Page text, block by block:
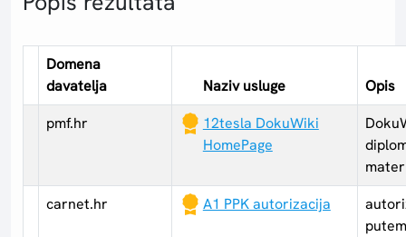
Domena
davatelja
Naziv usluge
Opis
pmf.hr
12tesla DokuWiki
HomePage
carnet.hr
A1 PPK autorizacija